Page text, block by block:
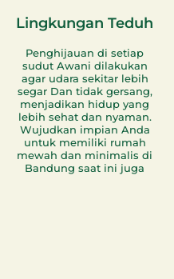
Lingkungan Teduh
Penghijauan di setiap
sudut Awani dilakukan
agar udara sekitar lebih
segar Dan tidak gersang,
menjadikan hidup yang
lebih sehat dan nyaman.
Wujudkan impian Anda
untuk memiliki rumah
mewah dan minimalis di
Bandung saat ini juga